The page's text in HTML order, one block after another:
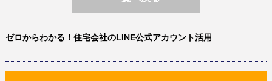
ゼロからわかる！住宅会社のLINE公式アカウント活用